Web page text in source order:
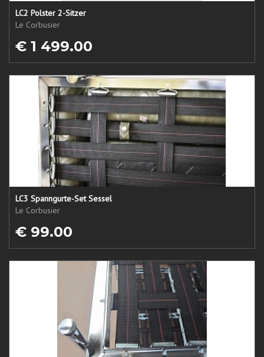
LC2 Polster 2-Sitzer
Le Corbusier
€ 1 499.00
LC3 Spanngurte-Set Sessel
Le Corbusier
€ 99.00